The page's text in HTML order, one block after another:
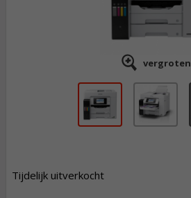
vergroten
Tijdelijk uitverkocht